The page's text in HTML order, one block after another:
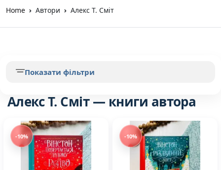
Home Автори Алекс Т. Сміт
Алекс Т. Сміт — книги автора
-10% -10%
Показати фільтри